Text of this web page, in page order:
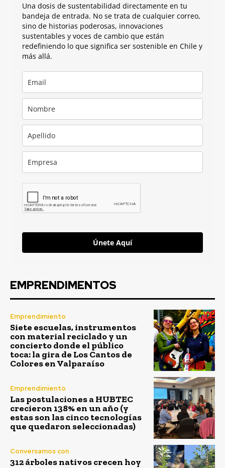
Una dosis de sustentabilidad directamente en tu
bandeja de entrada. No se trata de cualquier correo,
sino de historias poderosas, innovaciones
sustentables y voces de cambio que están
redefiniendo lo que significa ser sostenible en Chile y
más allá.
Únete Aquí
EMPRENDIMENTOS
Emprendimiento
Siete escuelas, instrumentos
con material reciclado y un
concierto donde el público
toca: la gira de Los Cantos de
Colores en Valparaíso
Emprendimiento
Las postulaciones a HUBTEC
crecieron 138% en un año (y
estas son las cinco tecnologías
que quedaron seleccionadas)
Conversamos con
312 árboles nativos crecen hoy